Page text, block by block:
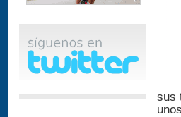
sus